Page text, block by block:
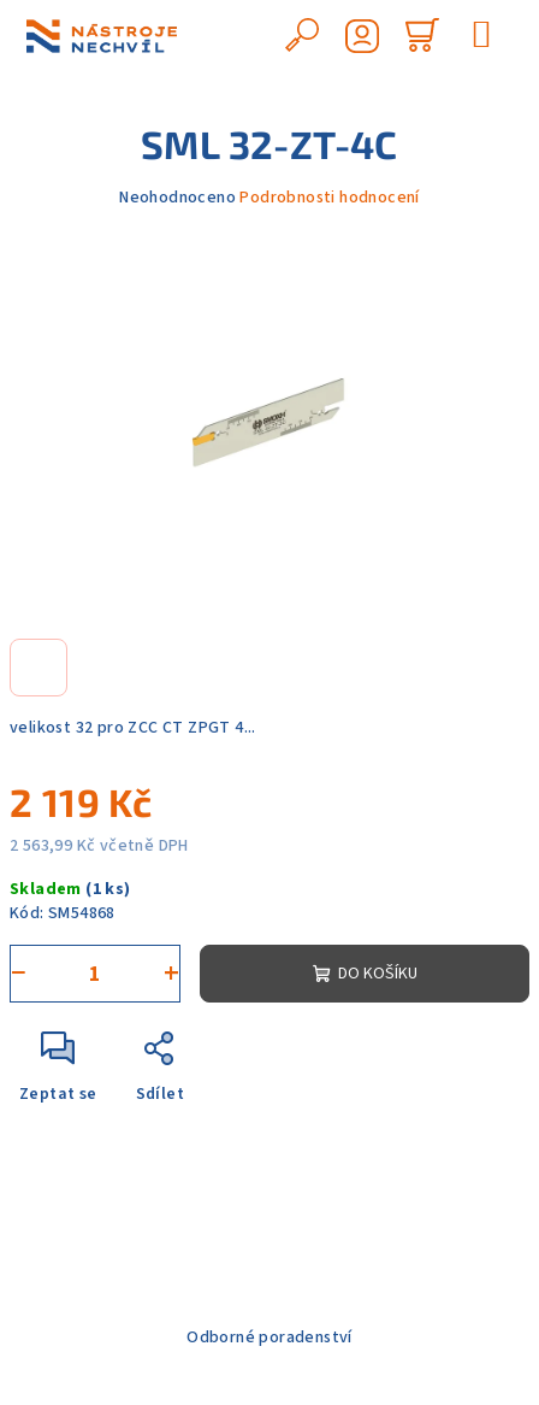
obsah
Hledat
velikost 32 pro ZCC CT ZPGT 4...
2 119 Kč
2 563,99 Kč včetně DPH
cena:
Skladem (1 ks)
Kód: SM54868
+
− DO KOŠÍKU
Zeptat se Sdílet
SML 32-ZT-4C
Průměrné
Neohodnoceno Podrobnosti hodnocení
Odborné poradenství